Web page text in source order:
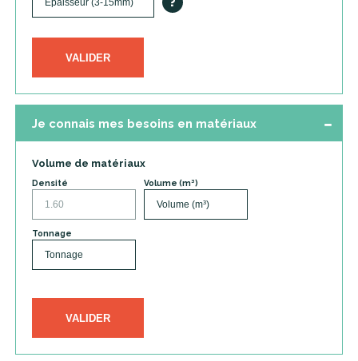
VALIDER
Je connais mes besoins en matériaux
Volume de matériaux
Densité Volume (m³)
Tonnage
VALIDER